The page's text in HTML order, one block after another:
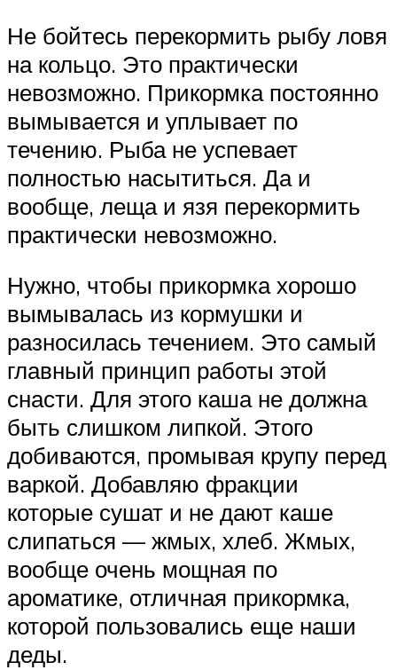
Не бойтесь перекормить рыбу ловя
на кольцо. Это практически
невозможно. Прикормка постоянно
вымывается и уплывает по
течению. Рыба не успевает
полностью насытиться. Да и
вообще, леща и язя перекормить
практически невозможно.
Нужно, чтобы прикормка хорошо
вымывалась из кормушки и
разносилась течением. Это самый
главный принцип работы этой
снасти. Для этого каша не должна
быть слишком липкой. Этого
добиваются, промывая крупу перед
варкой. Добавляю фракции
которые сушат и не дают каше
слипаться — жмых, хлеб. Жмых,
вообще очень мощная по
ароматике, отличная прикормка,
которой пользовались еще наши
деды.